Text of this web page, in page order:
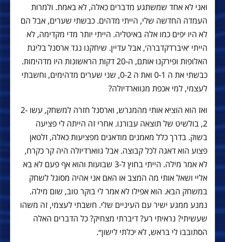
ואני לא אחד שמשתגע מדברים כאלה, לא באמת. ולמרות
העמדה החדשה שלי, הייתי מדהים. כבשתי שערים, אבל הם
לא היו יפים כמו אלה באיטליה. הייתי יותר מדי מקדימה, לא
הייתי ׳איברדקדברה׳, אבל עדיין. שיחקנו נגד ארסנל בליגת
האלופות ופירקנו אותם, ה-20 דקות הראשונות היו מדהימות.
כבשתי את ה 0-1 ואת ה 0-2, שני שערים מדהימים, וחשבתי
לעצמי, למי אכפת מגווארדיולה?
ואז הוא הוציא אותי מהמגרש, וארסנל חזרה למשחק, עשו 2-
2, בולשיט של תוצאה עבורנו. אחרי זה הייתה לי פציעה
בשוק. בדרך כלל מאמנים מודאגים מפציעות כאלה, זלטאן
פצוע הוא דאגה לכל קבוצה. אבל גווארדיולה היה קר כקרח,
לא אמר מילה. הייתי בחוץ ל-3 שבועות והוא אף פעם לא בא
אליי ושאל אותי מה המצב או האם אני אהיה מסוגל לשחק
במשחק הבא. הוא אפילו לא אמר לי בוקר טוב, שום מילה.
נמנע ממגע ישיר עם העיניים שלי. חשבתי לעצמי, זה משהו
שעשיתי? נראיתי רע? דיברתי מצחיק? כל הדברים האלה
הסתובבו לי בראש, לא יכלתי לישון״.